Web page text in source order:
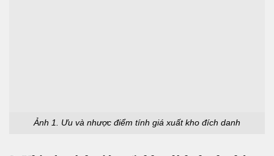
Ảnh 1. Ưu và nhược điểm tính giá xuất kho đích danh